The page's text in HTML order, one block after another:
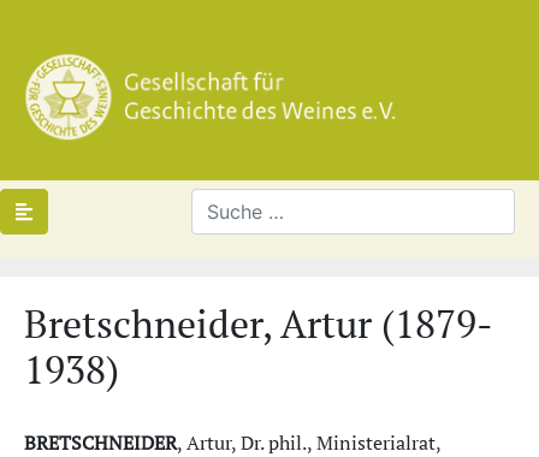
Bretschneider, Artur (1879-
1938)
BRETSCHNEIDER, Artur, Dr. phil., Ministerialrat,